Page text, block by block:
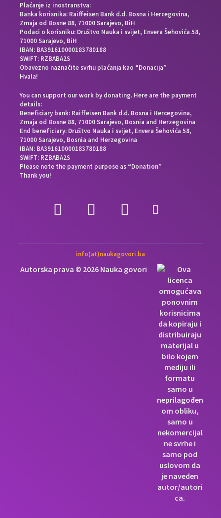
Plaćanje iz inostranstva:
Banka korisnika: Raiffeisen Bank d.d. Bosna i Hercegovina,
Zmaja od Bosne 88, 71000 Sarajevo, BiH
Podaci o korisniku: Društvo Nauka i svijet, Envera Šehovića 58,
71000 Sarajevo, BiH
IBAN: BA391610000183780188
SWIFT: RZBABA2S
Obavezno naznačite svrhu plaćanja kao “Donacija”
Hvala!
You can support our work by donating. Here are the payment
details:
Beneficiary bank: Raiffeisen Bank d.d. Bosna i Hercegovina,
Zmaja od Bosne 88, 71000 Sarajevo, Bosnia and Herzegovina
End beneficiary: Društvo Nauka i svijet, Envera Šehovića 58,
71000 Sarajevo, Bosnia and Herzegovina
IBAN: BA391610000183780188
SWIFT: RZBABA2S
Please note the payment purpose as “Donation”
Thank you!
info(at)naukagovori.ba
Autorska prava © 2026 Nauka govori